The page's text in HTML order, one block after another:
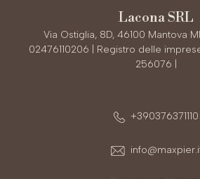
Lacona SRL
Via Ostiglia, 8D, 46100 Mantova
02476110206 | Registro delle
256076 |
+390376371110